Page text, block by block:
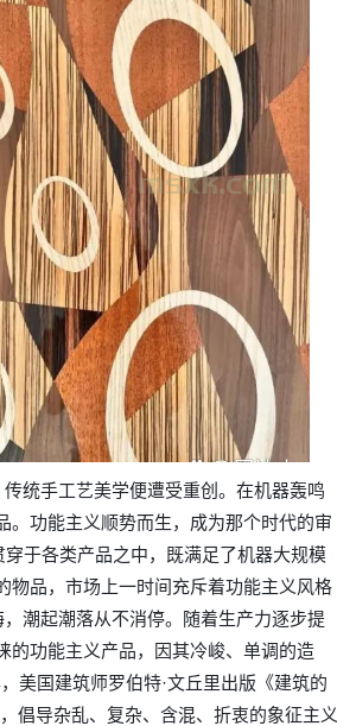
统手工艺美学便遭受重创。在机器轰鸣
。功能主义顺势而生，成为那个时代的审
于各类产品之中，既满足了机器大规模
物品，市场上一时间充斥着功能主义风格
潮起潮落从不消停。随着生产力逐步提
的功能主义产品，因其冷峻、单调的造
美国建筑师罗伯特·文丘里出版《建筑的
倡导杂乱、复杂、含混、折衷的象征主义